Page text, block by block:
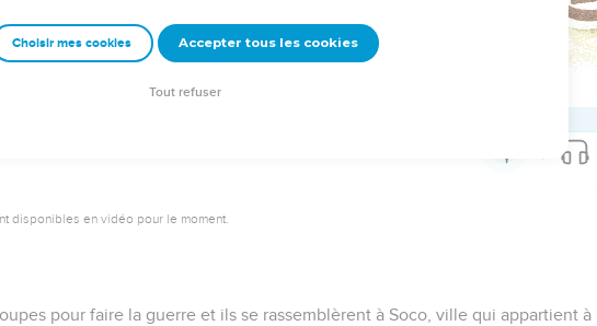
laisse David à mon service, car il a trouvé grâce à mes yeux. »
par Dieu était sur Saül, David prenait la harpe et en jouait. Saül se calmait
esprit s'éloignait de lui.
disponibles en vidéo pour le moment.
pour faire la guerre et ils se rassemblèrent à Soco, ville qui appartient à
Choisir mes cookies Accepter tous les cookies
Tout refuser